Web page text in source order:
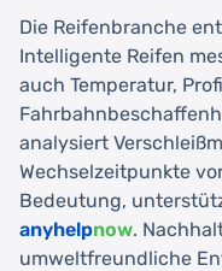
Die Reifenbranche
Intelligente Reifen
auch Temperatur,
analysiert
Wechselzeitpunkte
Bedeutung,
anyhelpnow.
umweltfreundliche